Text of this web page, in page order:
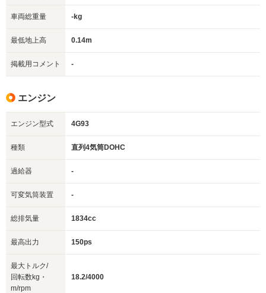
車両総重量 -kg
最低地上高 0.14m
掲載用コメント -
エンジン
エンジン型式 4G93
種類 直列4気筒DOHC
過給器 -
可変気筒装置 -
総排気量 1834cc
最高出力 150ps
最大トルク/
回転数kg・
m/rpm
18.2/4000